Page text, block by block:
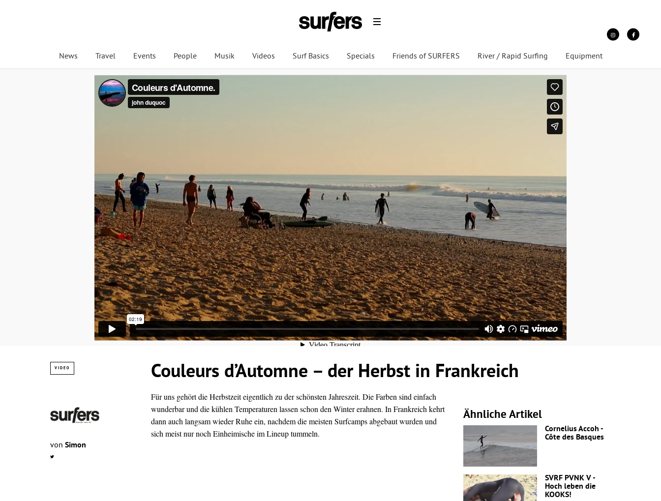
News Travel Events People Musik Videos Surf Basics Specials Friends of SURFERS River / Rapid Surfing Equipment
VIDEO Couleurs d’Automne – der Herbst in Frankreich
von Simon
Für uns gehört die Herbstzeit eigentlich zu der schönsten Jahreszeit. Die Farben sind einfach
wunderbar und die kühlen Temperaturen lassen schon den Winter erahnen. In Frankreich kehrt
dann auch langsam wieder Ruhe ein, nachdem die meisten Surfcamps abgebaut wurden und
sich meist nur noch Einheimische im Lineup tummeln.
Ähnliche Artikel
Cornelius Accoh -
Côte des Basques
SVRF PVNK V -
Hoch leben die
KOOKS!